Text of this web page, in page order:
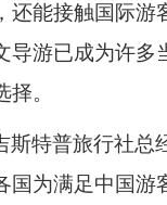
还能接触国际游
导游已成为许多
。
斯特普旅行社总
国为满足中国游